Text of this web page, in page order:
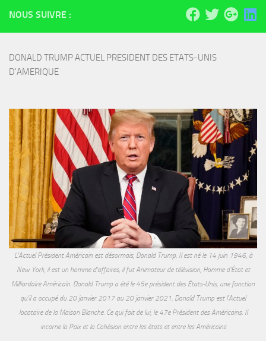
NOUS SUIVRE :
DONALD TRUMP ACTUEL PRESIDENT DES ETATS-UNIS
D'AMERIQUE
L'Actuel Président Américain est désormais, Donald Trump. Il est né le 14 juin 1946, à
New York, il est un homme d'affaires, il fut Animateur de télévision, Homme d'État et
Milliardaire Américain. Donald Trump a été le 45e président des États-Unis, une fonction
qu'il a occupé du 20 janvier 2017 au 20 janvier 2021. Donald Trump est l'Actuel
locataire de la Maison Blanche. Ce qui fait de lui, le 47e Président des Américains. Il
incarne la Paix et la Cohésion entre les états et entre les Américains